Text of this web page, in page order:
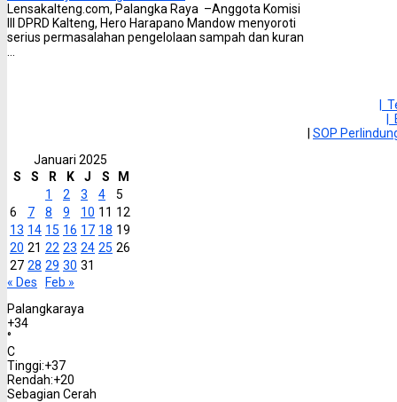
Lensakalteng.com, Palangka Raya –Anggota Komisi
III DPRD Kalteng, Hero Harapano Mandow menyoroti
serius permasalahan pengelolaan sampah dan kuran
|
SOP
Januari 2025
S
S R K J S
M
1
2 3 4
5
6
7 8 9 10 11 12
13 14 15 16 17 18 19
20 21 22 23 24 25 26
27 28 29 30 31
« Des
Feb »
Palangkaraya
+34
°
C
Tinggi:+37
Rendah:+20
Sebagian Cerah